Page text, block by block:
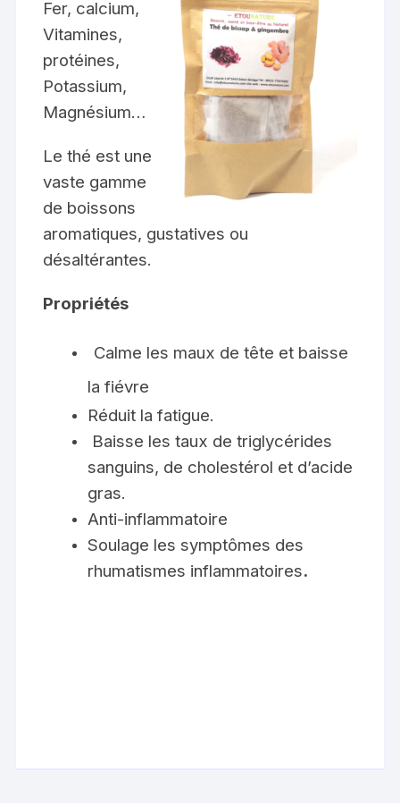
Fer, calcium,
Vitamines,
protéines,
Potassium,
Magnésium…
Le thé est une
vaste gamme
de boissons
aromatiques, gustatives ou
désaltérantes.
Propriétés
Calme les maux de tête et baisse
la fiévre
Réduit la fatigue.
Baisse les taux de triglycérides
sanguins, de cholestérol et d’acide
gras.
Anti-inflammatoire
Soulage les symptômes des
rhumatismes inflammatoires.